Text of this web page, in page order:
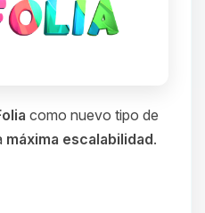
como nuevo tipo de
máxima escalabilidad.